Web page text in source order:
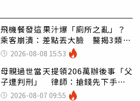
飛機餐發這果汁爆「廁所之亂」？
乘客崩潰：差點丟大臉 醫揭3類人
別亂喝
2026-08-08 15:53
母親過世當天提領206萬辦後事「父
子遭判刑」 律師：搶錢先下手是
罪 2026-08-07 09:55